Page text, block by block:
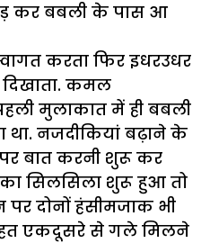
कर बबली के पास आ
करता फिर इधरउधर
दिखाता. कमल
मुलाकात में ही बबली
था. नजदीकियां बढ़ाने के
बात करनी शुरू कर
का सिलसिला शुरू हुआ तो
दोनों हंसीमजाक भी
एकदूसरे से गले मिलने